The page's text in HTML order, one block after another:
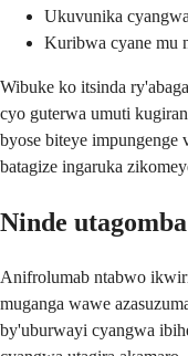
Ukuvunika
Kuribwa cyane mu
Wibuke ko itsinda
cyo guterwa umuti
byose biteye impungenge
batagize ingaruka
Ninde
Anifrolumab ntabwo
muganga wawe
by'uburwayi cyangwa